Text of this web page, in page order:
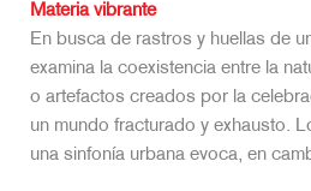
Materia vibrante
En busca de rastros y huellas de
examina la coexistencia entre la
o artefactos creados por la
un mundo fracturado y exhausto.
una sinfonía urbana evoca, en